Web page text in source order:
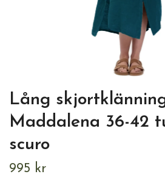
Lång
Maddalena 36-42
scuro
995 kr